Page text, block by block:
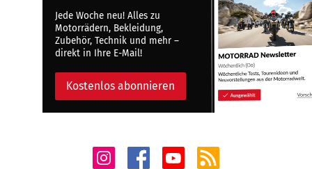
Jede Woche neu! Alles zu
Motorrädern, Bekleidung,
Zubehör, Technik und mehr –
direkt in Ihre E-Mail!
Kostenlos abonnieren